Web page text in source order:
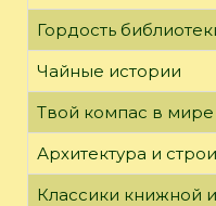
Гордость
Чайные истории
Твой компас в мире
Архитектура и
Классики книжной